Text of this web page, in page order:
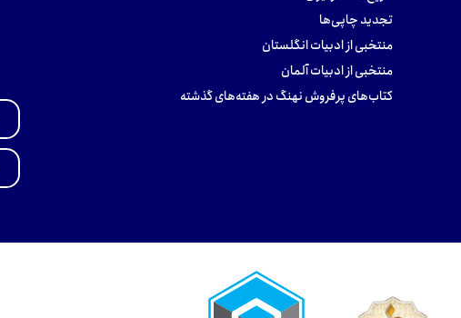
تجدید چاپی‌ها
منتخبی از ادبیات انگلستان
منتخبی از ادبیات آلمان
کتاب‌های پرفروش نهنگ در هفته‌های گذشته